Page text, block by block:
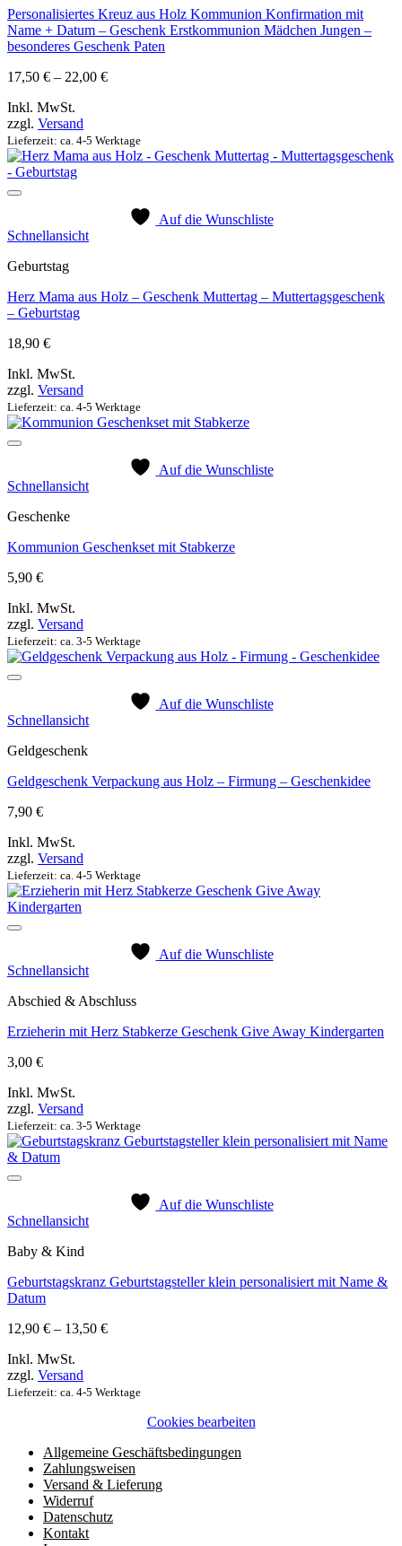
Personalisiertes Kreuz aus Holz Kommunion Konfirmation mit
Name + Datum – Geschenk Erstkommunion Mädchen Jungen –
besonderes Geschenk Paten
17,50 € – 22,00 €Preisspanne:
Inkl. MwSt.
zzgl. Versand
Lieferzeit: ca. 4-5 Werktage
Auf die Wunschliste
Schnellansicht
Geburtstag
Herz Mama aus Holz – Geschenk Muttertag – Muttertagsgeschenk
– Geburtstag
18,90 €
Inkl. MwSt.
zzgl. Versand
Lieferzeit: ca. 4-5 Werktage
Auf die Wunschliste
Schnellansicht
Geschenke
Kommunion Geschenkset mit Stabkerze
5,90 €
Inkl. MwSt.
zzgl. Versand
Lieferzeit: ca. 3-5 Werktage
Auf die Wunschliste
Schnellansicht
Geldgeschenk
Geldgeschenk Verpackung aus Holz – Firmung – Geschenkidee
7,90 €
Inkl. MwSt.
zzgl. Versand
Lieferzeit: ca. 4-5 Werktage
Auf die Wunschliste
Schnellansicht
Abschied & Abschluss
Erzieherin mit Herz Stabkerze Geschenk Give Away Kindergarten
3,00 €
Inkl. MwSt.
zzgl. Versand
Lieferzeit: ca. 3-5 Werktage
Auf die Wunschliste
Schnellansicht
Baby & Kind
Geburtstagskranz Geburtstagsteller klein personalisiert mit Name &
Datum
12,90 € – 13,50 €Preisspanne:
Inkl. MwSt.
zzgl. Versand
Lieferzeit: ca. 4-5 Werktage
Cookies bearbeiten
Allgemeine Geschäftsbedingungen
Zahlungsweisen
Versand & Lieferung
Widerruf
Datenschutz
Kontakt